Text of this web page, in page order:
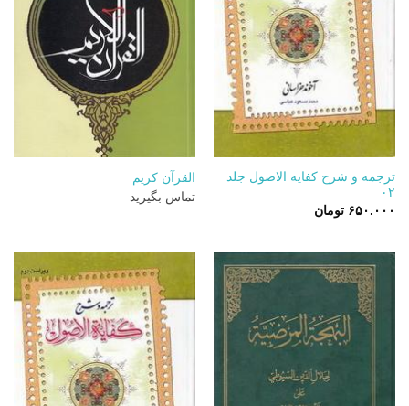
ترجمه و شرح کفایه الاصول جلد
۰۲
۶۵۰.۰۰۰ تومان
القرآن کریم
تماس بگیرید